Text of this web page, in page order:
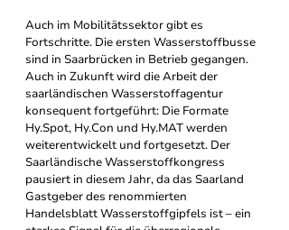
Auch im Mobilitätssektor gibt es
Fortschritte. Die ersten Wasserstoffbusse
sind in Saarbrücken in Betrieb gegangen.
Auch in Zukunft wird die Arbeit der
saarländischen Wasserstoffagentur
konsequent fortgeführt: Die Formate
Hy.Spot, Hy.Con und Hy.MAT werden
weiterentwickelt und fortgesetzt. Der
Saarländische Wasserstoffkongress
pausiert in diesem Jahr, da das Saarland
Gastgeber des renommierten
Handelsblatt Wasserstoffgipfels ist – ein